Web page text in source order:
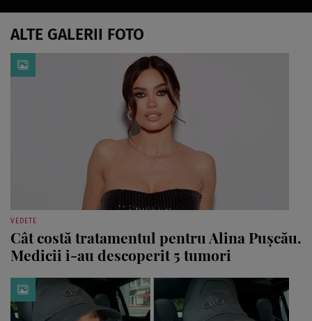
ALTE GALERII FOTO
VEDETE
Cât costă tratamentul pentru Alina Pușcău.
Medicii i-au descoperit 5 tumori